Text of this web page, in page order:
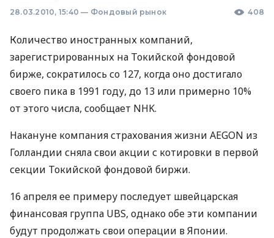
28.03.2010, 15:40 — Фондовый рынок 408
Количество иностранных компаний,
зарегистрированных на Токийской фондовой
бирже, сократилось со 127, когда оно достигало
своего пика в 1991 году, до 13 или примерно 10%
от этого числа, сообщает NHK.
Накануне компания страхования жизни AEGON из
Голландии сняла свои акции с котировки в первой
секции Токийской фондовой биржи.
16 апреля ее примеру последует швейцарская
финансовая группа UBS, однако обе эти компании
будут продолжать свои операции в Японии.